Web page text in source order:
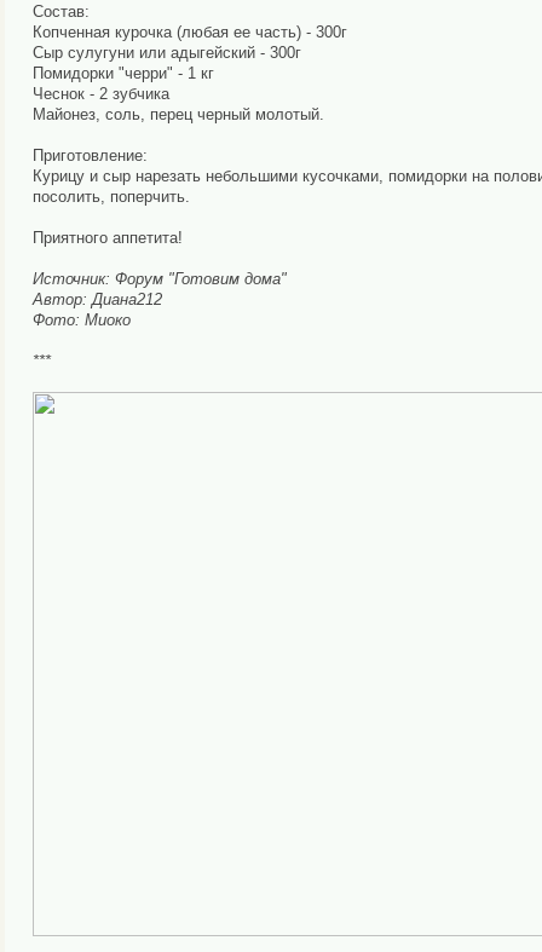
Состав:
Копченная курочка (любая ее часть) - 300г
Сыр сулугуни или адыгейский - 300г
Помидорки "черри" - 1 кг
Чеснок - 2 зубчика
Майонез, соль, перец черный молотый.
Приготовление:
Курицу и сыр нарезать небольшими кусочками, помидорки на
посолить, поперчить.
Приятного аппетита!
Источник: Форум "Готовим дома"
Автор: Диана212
Фото: Миоко
***